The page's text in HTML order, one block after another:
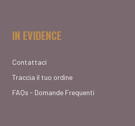
IN EVIDENCE
Contattaci
Traccia il tuo ordine
FAQs - Domande Frequenti